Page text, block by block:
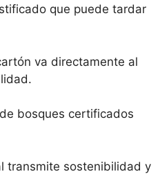
que puede tardar
va directamente al
bosques certificados
transmite sostenibilidad y